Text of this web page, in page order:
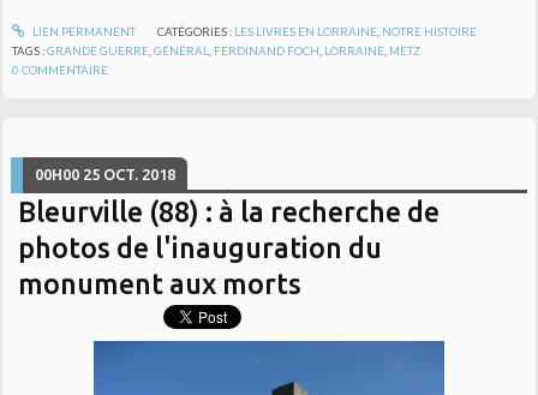
LIEN PERMANENT CATÉGORIES : LES LIVRES EN LORRAINE, NOTRE HISTOIRE
TAGS :GRANDE GUERRE ,GÉNÉRAL FERDINAND FOCH LORRAINE METZ
0 COMMENTAIRE
00H00 25 OCT. 2018
Bleurville (88) : à la recherche de
photos de l'inauguration du
monument aux morts